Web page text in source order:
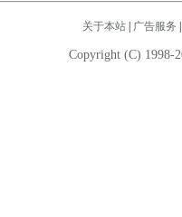
关于本站| 广告服务
Copyright (C) 1998-